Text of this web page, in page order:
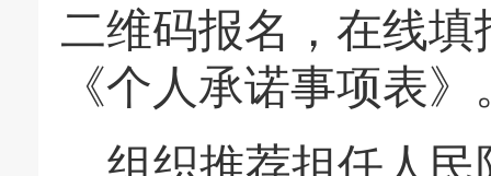
二维码报名，在线
《个人承诺事项表》